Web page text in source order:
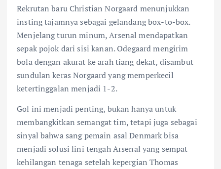
Rekrutan baru Christian Norgaard menunjukkan
insting tajamnya sebagai gelandang box-to-box.
Menjelang turun minum, Arsenal mendapatkan
sepak pojok dari sisi kanan. Odegaard mengirim
bola dengan akurat ke arah tiang dekat, disambut
sundulan keras Norgaard yang memperkecil
ketertinggalan menjadi 1-2.
Gol ini menjadi penting, bukan hanya untuk
membangkitkan semangat tim, tetapi juga sebagai
sinyal bahwa sang pemain asal Denmark bisa
menjadi solusi lini tengah Arsenal yang sempat
kehilangan tenaga setelah kepergian Thomas